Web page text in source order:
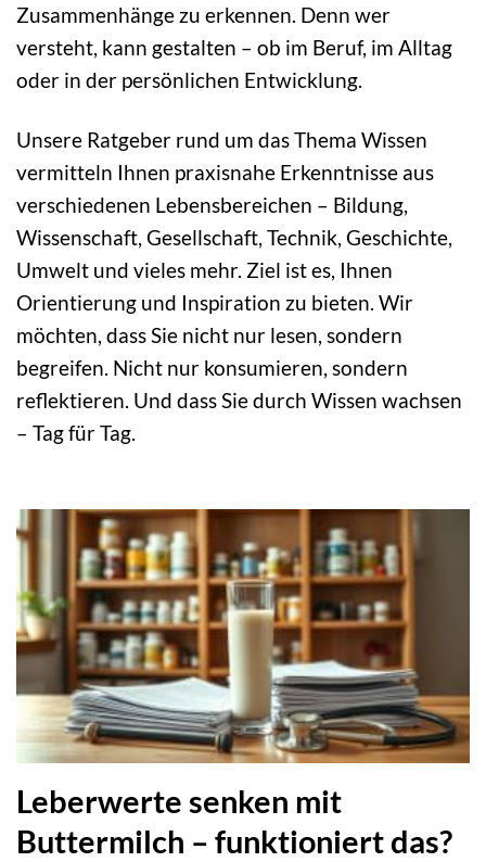
Zusammenhänge zu erkennen. Denn wer
versteht, kann gestalten – ob im Beruf, im Alltag
oder in der persönlichen Entwicklung.
Unsere Ratgeber rund um das Thema Wissen
vermitteln Ihnen praxisnahe Erkenntnisse aus
verschiedenen Lebensbereichen – Bildung,
Wissenschaft, Gesellschaft, Technik, Geschichte,
Umwelt und vieles mehr. Ziel ist es, Ihnen
Orientierung und Inspiration zu bieten. Wir
möchten, dass Sie nicht nur lesen, sondern
begreifen. Nicht nur konsumieren, sondern
reflektieren. Und dass Sie durch Wissen wachsen
– Tag für Tag.
Leberwerte senken mit
Buttermilch – funktioniert das?